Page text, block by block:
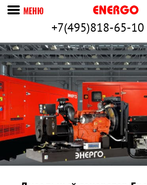
+7(495)818-65-10
МЕНЮ